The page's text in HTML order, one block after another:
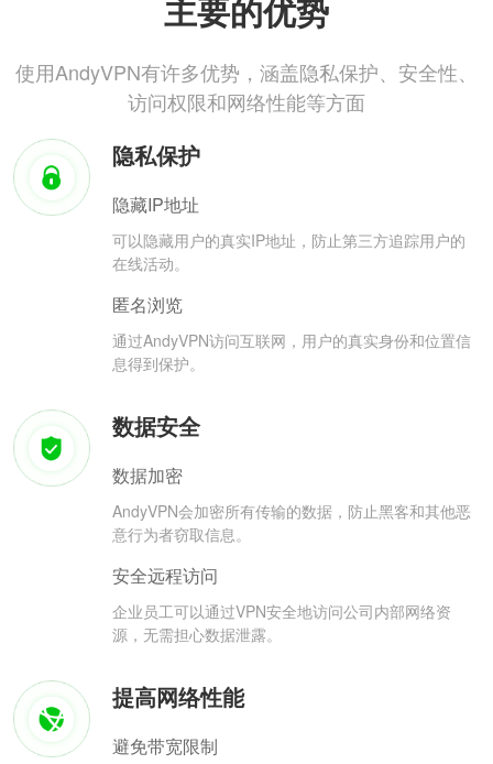
主要的优势
使用AndyVPN有许多优势，涵盖隐私保护、安全性、
访问权限和网络性能等方面
隐私保护
隐藏IP地址
可以隐藏用户的真实IP地址，防止第三方追踪用户的
在线活动。
匿名浏览
通过AndyVPN访问互联网，用户的真实身份和位置信
息得到保护。
数据安全
数据加密
AndyVPN会加密所有传输的数据，防止黑客和其他恶
意行为者窃取信息。
安全远程访问
企业员工可以通过VPN安全地访问公司内部网络资
源，无需担心数据泄露。
提高网络性能
避免带宽限制